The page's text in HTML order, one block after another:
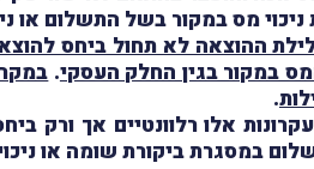
ניכוי מס במקור בשל התשלום או
ההוצאה לא תחול ביחס
במקור בגין החלק העסקי.
.
במסגרת ביקורת שומה או